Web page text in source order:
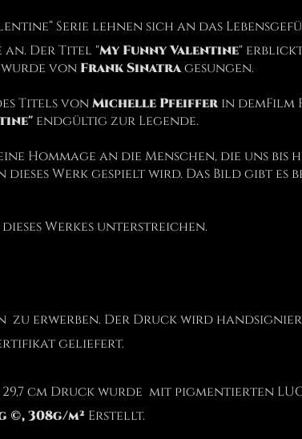
Serie lehnen sich an das
an. Der Titel "My Funny Valentine"
wurde von Frank Sinatragesungen.
Titels vonMichelle Pfeifferin demFilm
endgültig zur Legende.
Hommage an die Menschen, die uns
dieses Werk gespielt wird. Das Bild gibt es
Werkes unterstreichen.
zu erwerben. Der Druck wird
geliefert.
cm Druck wurde mit pigmentierten
©, 308g/m² Erstellt.